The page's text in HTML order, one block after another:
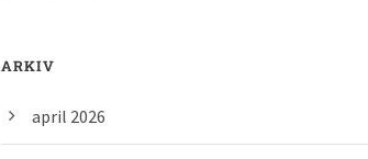
ARKIV
april 2026